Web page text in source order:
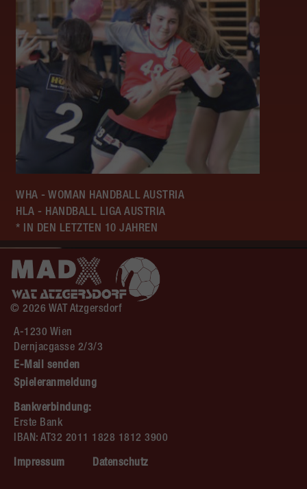
WHA - WOMAN HANDBALL AUSTRIA
HLA - HANDBALL LIGA AUSTRIA
* IN DEN LETZTEN 10 JAHREN
© 2026 WAT Atzgersdorf
A-1230 Wien
Dernjacgasse 2/3/3
E-Mail senden
Spieleranmeldung
Bankverbindung:
Erste Bank
IBAN: AT32 2011 1828 1812 3900
Impressum Datenschutz